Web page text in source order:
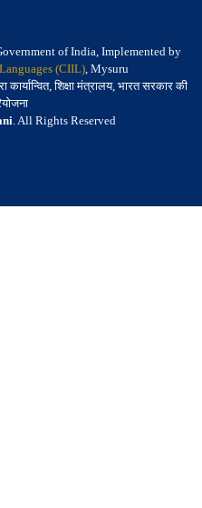
of India, Implemented by
(CIIL), Mysuru
शिक्षा मंत्रालय, भारत सरकार की
. All Rights Reserved